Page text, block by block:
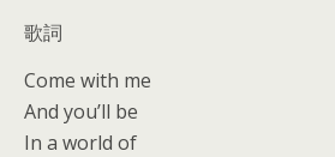
歌詞
Come with me
And you’ll be
In a world of